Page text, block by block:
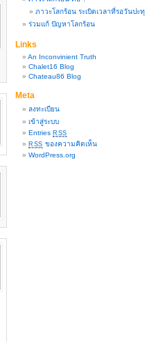
ภาวะโลกร้อน ระเบิดเวลาที่รอวันปะทุ
ร่วมแก้ ปัญหาโลกร้อน
Links
An Inconvinient Truth
Chalet16 Blog
Chateau86 Blog
Meta
ลงทะเบียน
เข้าสู่ระบบ
Entries RSS
RSS ของความคิดเห็น
WordPress.org